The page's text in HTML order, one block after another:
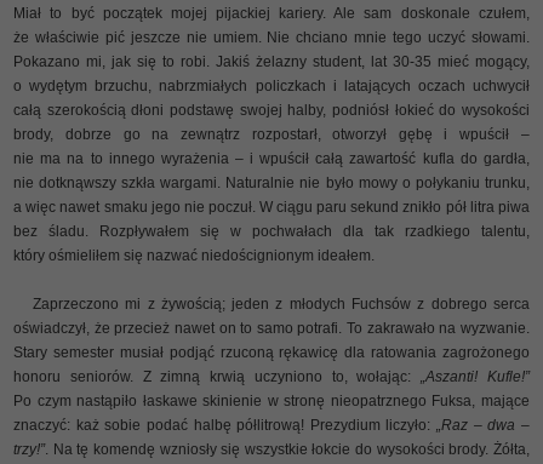
Miał to być początek mojej pijackiej kariery. Ale sam doskonale czułem,
że właściwie pić jeszcze nie umiem. Nie chciano mnie tego uczyć słowami.
Pokazano mi, jak się to robi. Jakiś żelazny student, lat 30-35 mieć mogący,
o wydętym brzuchu, nabrzmiałych policzkach i latających oczach uchwycił
całą szerokością dłoni podstawę swojej halby, podniósł łokieć do wysokości
brody, dobrze go na zewnątrz rozpostarł, otworzył gębę i wpuścił –
nie ma na to innego wyrażenia – i wpuścił całą zawartość kufla do gardła,
nie dotknąwszy szkła wargami. Naturalnie nie było mowy o połykaniu trunku,
a więc nawet smaku jego nie poczuł. W ciągu paru sekund znikło pół litra piwa
bez śladu. Rozpływałem się w pochwałach dla tak rzadkiego talentu,
który ośmieliłem się nazwać niedoścignionym ideałem.
Zaprzeczono mi z żywością; jeden z młodych Fuchsów z dobrego serca
oświadczył, że przecież nawet on to samo potrafi. To zakrawało na wyzwanie.
Stary semester musiał podjąć rzuconą rękawicę dla ratowania zagrożonego
honoru seniorów. Z zimną krwią uczyniono to, wołając:„Aszanti! Kufle!”
Po czym nastąpiło łaskawe skinienie w stronę nieopatrznego Fuksa, mające
znaczyć: każ sobie podać halbę półlitrową! Prezydium liczyło: „Raz – dwa –
trzy!”. Na tę komendę wzniosły się wszystkie łokcie do wysokości brody. Żółta,